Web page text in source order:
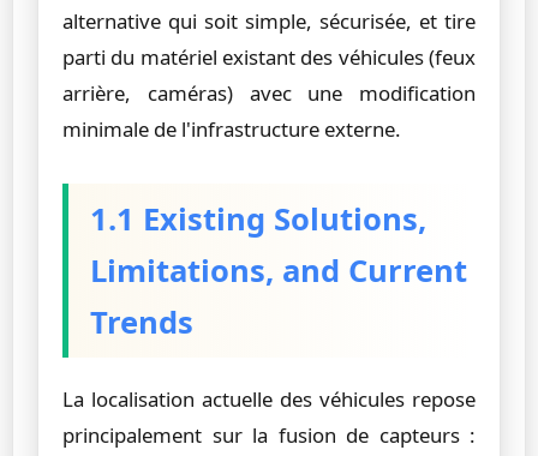
alternative qui soit simple, sécurisée, et tire
parti du matériel existant des véhicules (feux
arrière, caméras) avec une modification
minimale de l'infrastructure externe.
1.1 Existing Solutions,
Limitations, and Current
Trends
La localisation actuelle des véhicules repose
principalement sur la fusion de capteurs :